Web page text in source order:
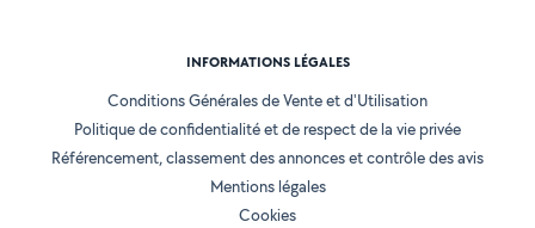
INFORMATIONS LÉGALES
Conditions Générales de Vente et d'Utilisation
Politique de confidentialité et de respect de la vie privée
Référencement, classement des annonces et contrôle des avis
Mentions légales
Cookies